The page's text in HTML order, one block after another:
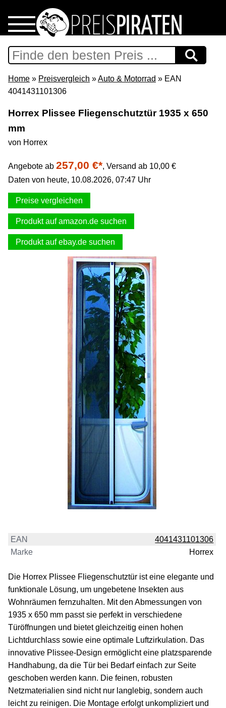
Home
Download
Support & Newsletter
Presse
Datenschutz
Impressum
Home » Preisvergleich »Auto & Motorrad » EAN
4041431101306
Horrex Plissee Fliegenschutztür 1935 x 650
mm
von Horrex
Angebote ab 257,00 €*, Versand ab 10,00 €
Daten von heute, 10.08.2026, 07:47 Uhr
Preise vergleichen
Produkt auf amazon.de suchen
Produkt auf ebay.de suchen
EAN
4041431101306
Marke
Horrex
Die Horrex Plissee Fliegenschutztür ist eine elegante und
funktionale Lösung, um ungebetene Insekten aus
Wohnräumen fernzuhalten. Mit den Abmessungen von
1935 x 650 mm passt sie perfekt in verschiedene
Türöffnungen und bietet gleichzeitig einen hohen
Lichtdurchlass sowie eine optimale Luftzirkulation. Das
innovative Plissee-Design ermöglicht eine platzsparende
Handhabung, da die Tür bei Bedarf einfach zur Seite
geschoben werden kann. Die feinen, robusten
Netzmaterialien sind nicht nur langlebig, sondern auch
leicht zu reinigen. Die Montage erfolgt unkompliziert und